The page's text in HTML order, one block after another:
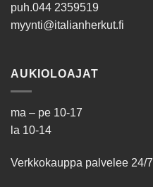
puh.044 2359519
myynti@italianherkut.fi
AUKIOLOAJAT
ma – pe 10-17
la 10-14
Verkkokauppa palvelee 24/7